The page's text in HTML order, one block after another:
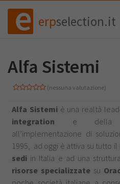
erpselection.it
Alfa Sistemi
(nessuna valutazione)
Alfa Sistemi è una realtà
integration e della
all’implementazione di
1995, ad oggi è attiva su tutto
sedi in Italia e ad una
risorse specializzate su